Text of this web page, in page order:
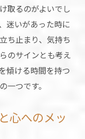
取るのがよいでし
迷いがあった時に
ち止まり、気持ち
のサインとも考え
傾ける時間を持つ
一つです。
心へのメッ